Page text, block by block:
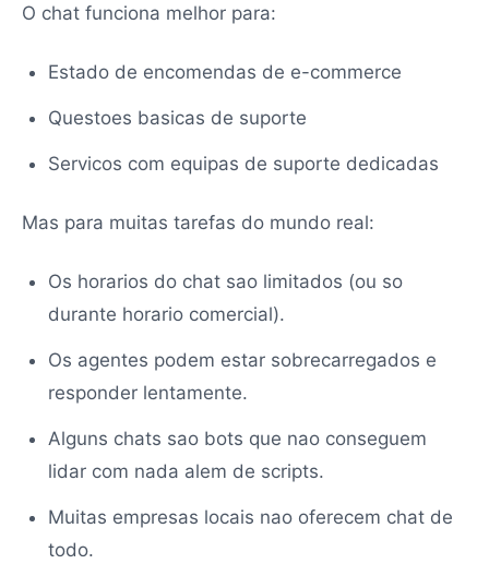
O chat funciona melhor para:
Estado de encomendas de e-commerce
Questoes basicas de suporte
Servicos com equipas de suporte dedicadas
Mas para muitas tarefas do mundo real:
Os horarios do chat sao limitados (ou so
durante horario comercial).
Os agentes podem estar sobrecarregados e
responder lentamente.
Alguns chats sao bots que nao conseguem
lidar com nada alem de scripts.
Muitas empresas locais nao oferecem chat de
todo.